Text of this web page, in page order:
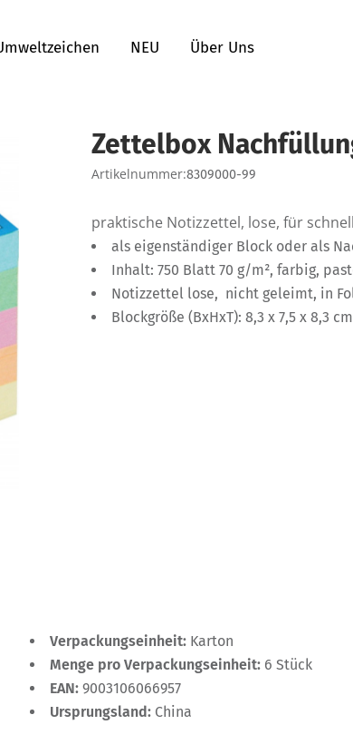
NEU Über Uns
Zettelbox
Artikelnummer:8309000-99
praktische Notizzettel, lose, für
als eigenständiger Block oder als
Inhalt: 750 Blatt 70 g/m², farbig,
Notizzettel lose, nicht geleimt, in
Blockgröße (BxHxT): 8,3 x 7,5 x 8,3 cm
Verpackungseinheit: Karton
Menge pro Verpackungseinheit: 6 Stück
EAN: 9003106066957
Ursprungsland: China